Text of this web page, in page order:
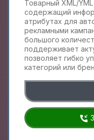
Товарный XML/
содержащий
атрибутах для
рекламными
большого
поддерживает
позволяет гибко
категорий или